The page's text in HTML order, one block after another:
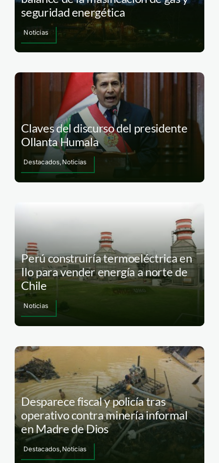
seguridad energética
Noticias
Claves del discurso del presidente
Ollanta Humala
Destacados,Noticias
Perú construiría termoeléctrica en
Ilo para vender energía a norte de
Chile
Noticias
Desparece fiscal y policía tras
operativo contra minería informal
en Madre de Dios
Destacados,Noticias